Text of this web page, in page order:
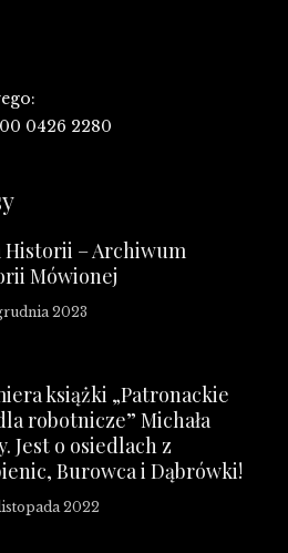
0426 2280
Historii – Archiwum
Mówionej
2023
książki „Patronackie
robotnicze” Michała
Jest o osiedlach z
Burowca i Dąbrówki!
2022